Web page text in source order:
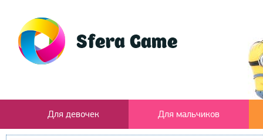
Для девочек Для мальчиков